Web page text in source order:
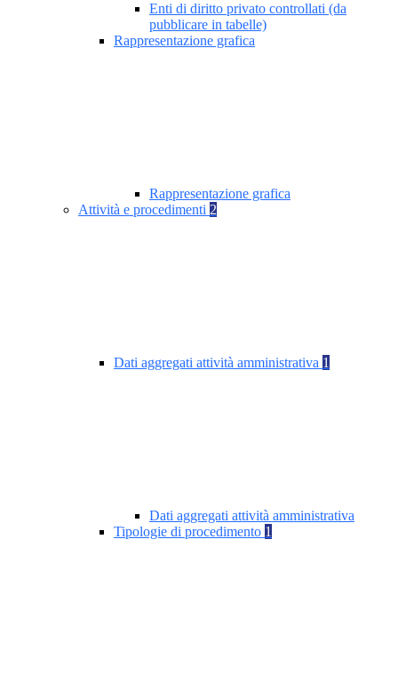
Enti di diritto privato controllati (da
pubblicare in tabelle)
Rappresentazione grafica
Rappresentazione grafica
Attività e procedimenti 2
Dati aggregati attività amministrativa 1
Dati aggregati attività amministrativa
Tipologie di procedimento 1